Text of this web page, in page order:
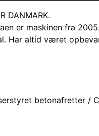
DANMARK.
er maskinen fra 2005.
Har altid været
betonafretter /